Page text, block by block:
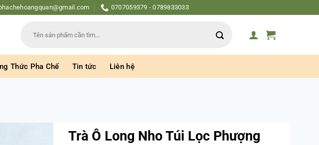
0707059379 - 0789833033
kiếm:
Thức Pha Chế Tin tức Liên hệ
Trà Ô Long Nho Túi Lọc Phượng